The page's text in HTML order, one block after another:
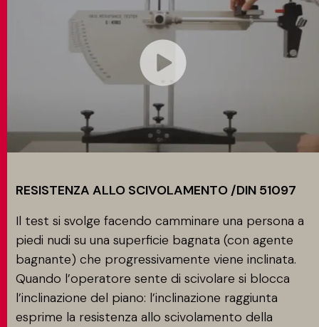
RESISTENZA ALLO SCIVOLAMENTO /DIN 51097
Il test si svolge facendo camminare una persona a
piedi nudi su una superficie bagnata (con agente
bagnante) che progressivamente viene inclinata.
Quando l’operatore sente di scivolare si blocca
l’inclinazione del piano: l’inclinazione raggiunta
esprime la resistenza allo scivolamento della